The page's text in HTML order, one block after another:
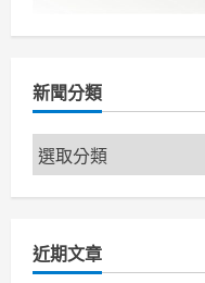
約
來
台
新聞分類
新
聞
近期文章